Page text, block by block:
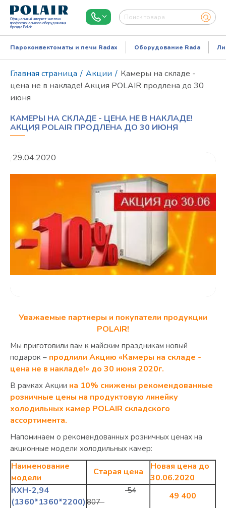
Официальный интернет-магазин
профессионального оборудования
бренда Polair
Режим работы:Пн..Пт: 9.00-18.00
Пароконвектоматы и печи Radax Оборудование Rada
Главная страница / Акции / Камеры на складе -
цена не в накладе! Акция POLAIR продлена до 30
июня
КАМЕРЫ НА СКЛАДЕ - ЦЕНА НЕ В НАКЛАДЕ!
АКЦИЯ POLAIR ПРОДЛЕНА ДО 30 ИЮНЯ
29.04.2020
Уважаемые партнеры и покупатели продукции
POLAIR!
Мы приготовили вам к майским праздникам новый
подарок – продлили Акцию «Камеры на складе -
цена не в накладе!» до 30 июня 2020г.
В рамках Акции на 10% снижены рекомендованные
розничные цены на продуктовую линейку
холодильных камер POLAIR складского
ассортимента.
Напоминаем о рекомендованных розничных ценах на
акционные модели холодильных камер:
Наименование
модели
Старая цена
Новая цена до
30.06.2020
КХН-2,94
(1360*1360*2200)
54
807
49 400